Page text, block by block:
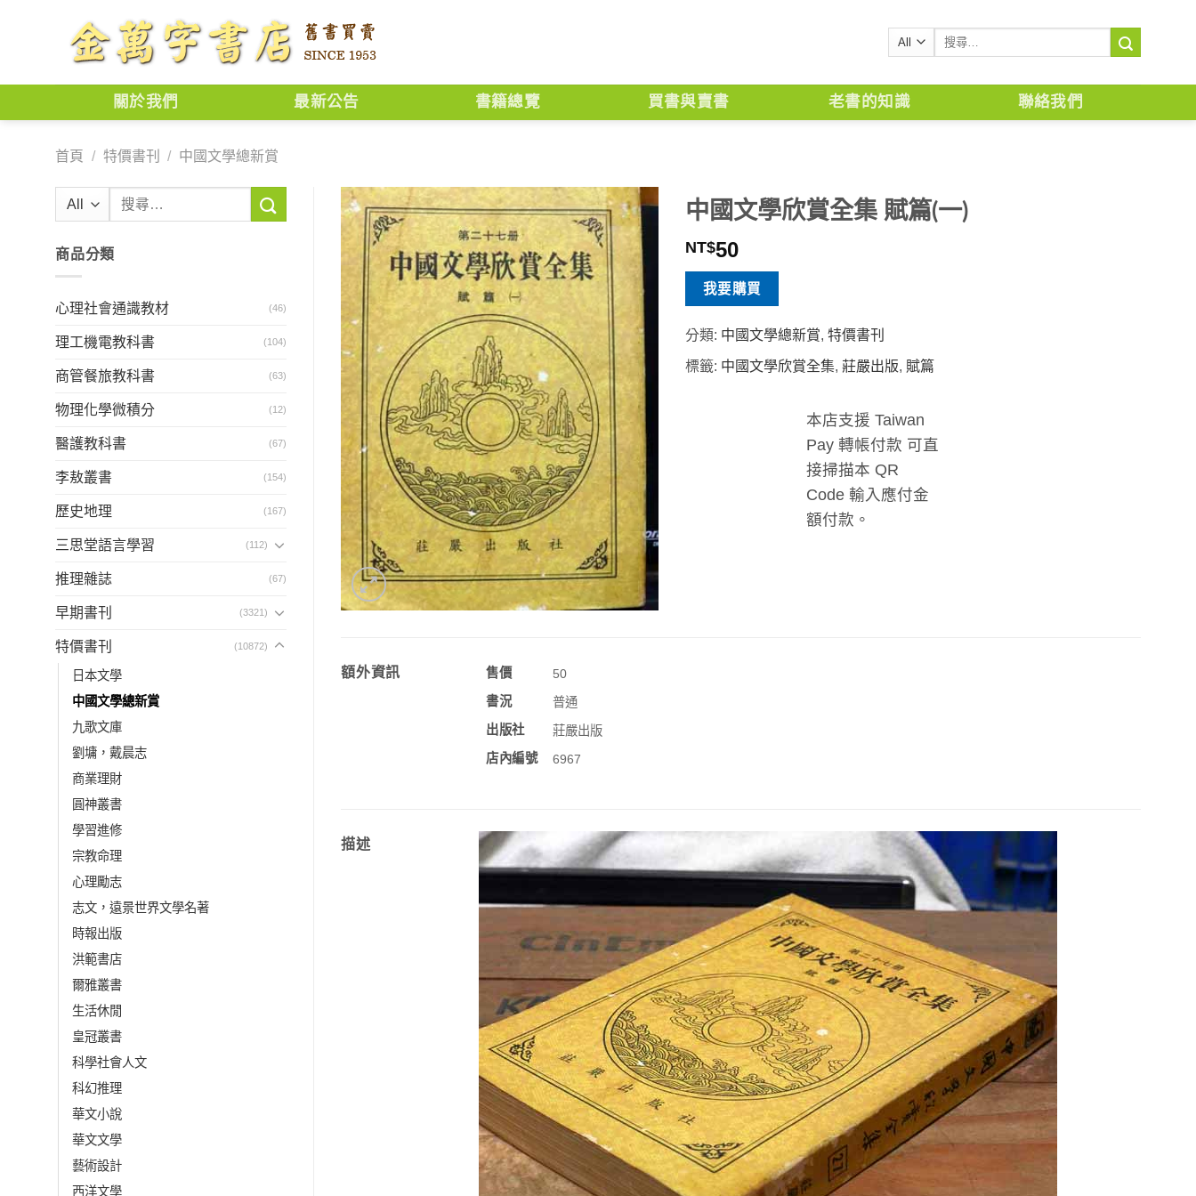
搜
鍵
關於我們 最新公告 書籍總覽 買書與賣書 老書的知識 聯絡我們
首頁 / 特價書刊 / 中國文學總新賞
鍵
商品分類
心理社會通識教材 (46)
理工機電教科書 (104)
商管餐旅教科書 (63)
物理化學微積分 (12)
醫護教科書 (67)
李敖叢書 (154)
歷史地理 (167)
三思堂語言學習 (112)
推理雜誌 (67)
早期書刊 (3321)
特價書刊 (10872)
日本文學
中國文學總新賞
九歌文庫
劉墉，戴晨志
商業理財
圓神叢書
學習進修
宗教命理
心理勵志
志文，遠景世界文學名著
時報出版
洪範書店
爾雅叢書
生活休閒
皇冠叢書
科學社會人文
科幻推理
華文小說
華文文學
藝術設計
西洋文學
中國文學欣賞全集 賦篇(一)
NT$50
我要購買
分類: 中國文學總新賞,特價書刊
標籤: 中國文學欣賞全集,莊嚴出版, 賦篇
本店支援 Taiwan
Pay 轉帳付款 可直
接掃描本 QR
Code 輸入應付金
額付款。
額外資訊 售價
50
書況
普通
出版社
莊嚴出版
店內編號
6967
描述